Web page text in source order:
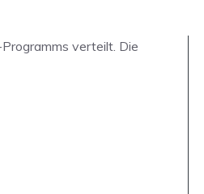
verteilt. Die